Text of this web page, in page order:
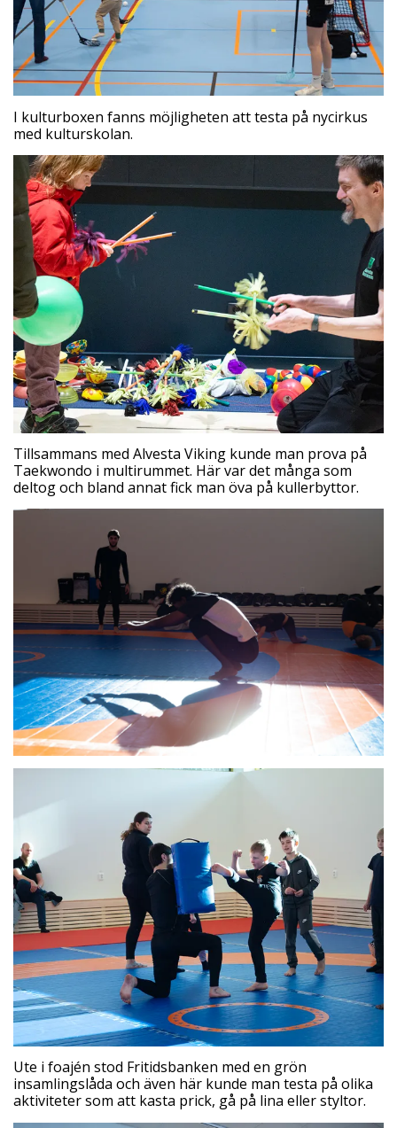
I kulturboxen fanns möjligheten att testa på nycirkus
med kulturskolan.
Tillsammans med Alvesta Viking kunde man prova på
Taekwondo i multirummet. Här var det många som
deltog och bland annat fick man öva på kullerbyttor.
Ute i foajén stod Fritidsbanken med en grön
insamlingslåda och även här kunde man testa på olika
aktiviteter som att kasta prick, gå på lina eller styltor.